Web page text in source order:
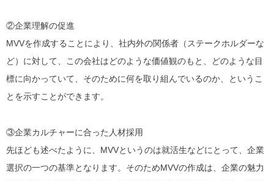
②企業理解の促進
MVVを作成することにより、社内外の関係者（ステークホルダーな
ど）に対して、この会社はどのような価値観のもと、どのような目
標に向かっていて、そのために何を取り組んでいるのか、というこ
とを示すことができます。
③企業カルチャーに合った人材採用
先ほども述べたように、MVVというのは就活生などにとって、企業
選択の一つの基準となります。そのためMVVの作成は、 企業の魅力